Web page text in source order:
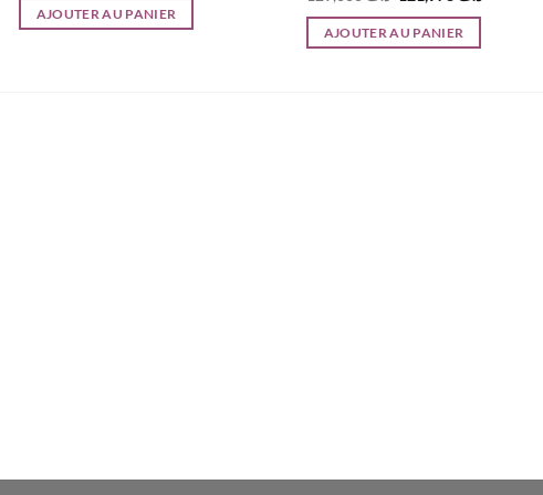
initial
était :
AJOUTER AU PANIER
prix
initial
était :
AJOUTER AU PANIER